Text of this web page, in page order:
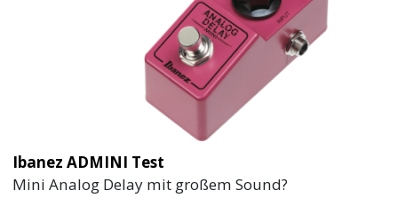
Ibanez ADMINI Test
Mini Analog Delay mit großem Sound?